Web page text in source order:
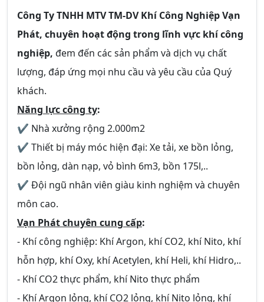
Công Ty TNHH MTV TM-DV Khí Công Nghiệp Vạn
Phát, chuyên hoạt động trong lĩnh vực khí công
nghiệp, đem đến các sản phẩm và dịch vụ chất
lượng, đáp ứng mọi nhu cầu và yêu cầu của Quý
khách.
Năng lực công ty:
✔ Nhà xưởng rộng 2.000m2
✔ Thiết bị máy móc hiện đại: Xe tải, xe bồn lỏng,
bồn lỏng, dàn nạp, vỏ bình 6m3, bồn 175l,..
✔ Đội ngũ nhân viên giàu kinh nghiệm và chuyên
môn cao.
Vạn Phát chuyên cung cấp:
- Khí công nghiệp: Khí Argon, khí CO2, khí Nito, khí
hỗn hợp, khí Oxy, khí Acetylen, khí Heli, khí Hidro,..
- Khí CO2 thực phẩm, khí Nito thực phẩm
- Khí Argon lỏng, khí CO2 lỏng, khí Nito lỏng, khí